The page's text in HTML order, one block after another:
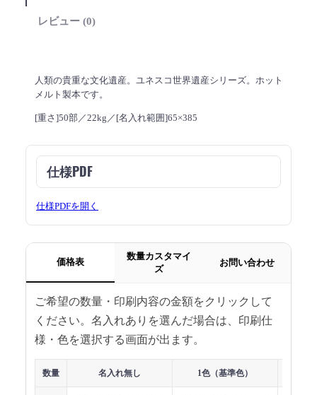
レビュー (0)
人類の貴重な文化遺産。ユネスコ世界遺産シリーズ。ホット
メルト製本です。
[重さ]50部／22kg／[名入れ範囲]65×385
仕様PDF
仕様PDFを開く
価格表
数量カスタマイ
ズ
お問い合わせ
ご希望の数量・印刷内容の金額をクリックして
ください。名入れありを選んだ場合は、印刷仕
様・色を選択する画面が出ます。
数量 名入れ無し 1色（基準色）